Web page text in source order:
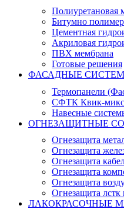
Полиуретановая
Битумно
Цементная
Акриловая
ПВХ мембрана
Готовые решения
ФАСАДНЫЕ
Термопанели
СФТК Квик-микс
Навесные
ОГНЕЗАЩИТНЫЕ
Огнезащита
Огнезащита
Огнезащита
Огнезащита
Огнезащита
Огнезащита
ЛАКОКРАСОЧНЫЕ